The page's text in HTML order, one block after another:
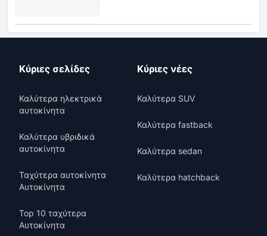
Κύριες σελίδες
Καλύτερα ηλεκτρικά
αυτοκίνητα
Καλύτερα υβριδικά
αυτοκίνητα
Ταχύτερα αυτοκίνητα
Αυτοκίνητα
Top 10 ταχύτερα
Αυτοκίνητα
Κύριες νέες
Καλύτερα SUV
Καλύτερα fastback
Καλύτερα sedan
Καλύτερα hatchback